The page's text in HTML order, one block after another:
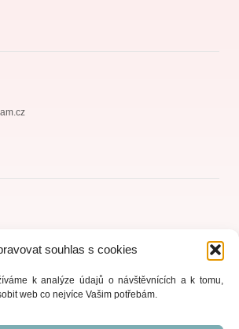
souhlas s cookies
k analýze údajů o návštěvnících a k tomu,
web co nejvíce Vašim potřebám.